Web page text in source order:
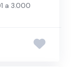
a 3.000